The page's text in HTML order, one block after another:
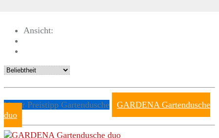
Ansicht:
Unser Preistipp Gartendusche
GARDENA Gartendusche
duo